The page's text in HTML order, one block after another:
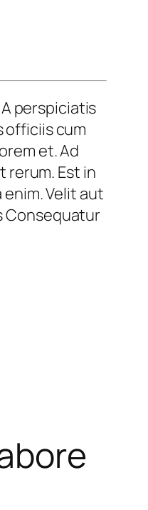
perspiciatis
officiis cum
et. Ad
Est in
Velit aut
Consequatur